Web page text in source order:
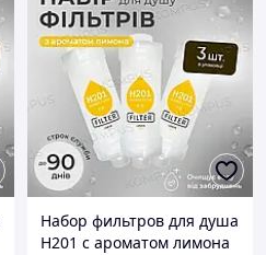
Набор фильтров для душа
H201 с ароматом лимона